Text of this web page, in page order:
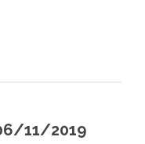
11/2019